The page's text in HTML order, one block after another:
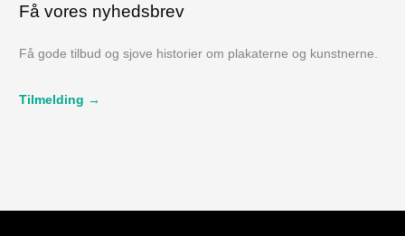
Få vores nyhedsbrev
Få gode tilbud og sjove historier om plakaterne og kunstnerne.
Tilmelding →